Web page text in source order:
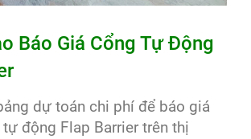
Báo Giá Cổng Tự Động
dự toán chi phí để báo giá
tự động Flap Barrier trên thị